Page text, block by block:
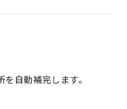
自動補完します。